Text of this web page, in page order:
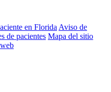
en Florida Aviso de
de pacientes Mapa del sitio